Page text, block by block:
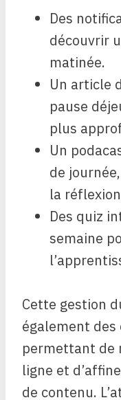
Des
découvrir
matinée.
Un article
pause
plus
Un
de
la
Des quiz
semaine
Cette gestion
également des
permettant de
ligne et
de contenu.